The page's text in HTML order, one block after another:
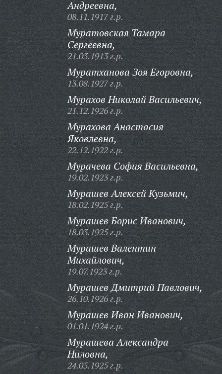
Андреевна,
08.11.1917 г.р.
Муратовская Тамара
Сергеевна,
21.03.1913 г.р.
Муратханова Зоя Егоровна,
13.08.1927 г.р.
Мурахов Николай Васильевич,
21.12.1926 г.р.
Мурахова Анастасия
Яковлевна,
22.12.1922 г.р.
Мурачева София Васильевна,
19.02.1923 г.р.
Мурашев Алексей Кузьмич,
18.02.1925 г.р.
Мурашев Борис Иванович,
18.03.1925 г.р.
Мурашев Валентин
Михайлович,
19.07.1923 г.р.
Мурашев Дмитрий Павлович,
26.10.1926 г.р.
Мурашев Иван Иванович,
01.01.1924 г.р.
Мурашева Александра
Ниловна,
24.05.1925 г.р.